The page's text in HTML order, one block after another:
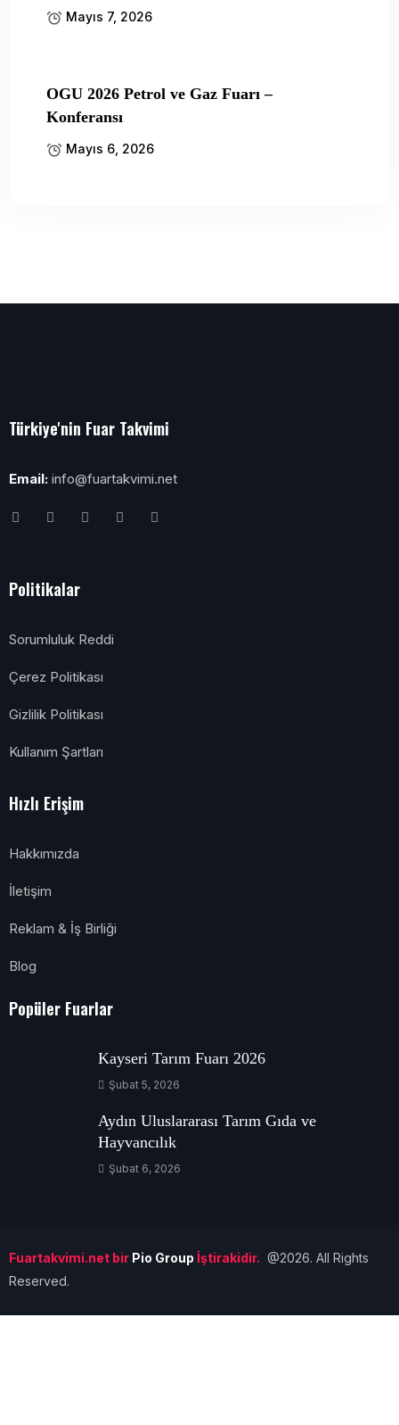
Mayıs 7, 2026
OGU 2026 Petrol ve Gaz Fuarı –
Konferansı
Mayıs 6, 2026
Türkiye'nin Fuar Takvimi
Email: info@fuartakvimi.net
Politikalar
Sorumluluk Reddi
Çerez Politikası
Gizlilik Politikası
Kullanım Şartları
Hızlı Erişim
Hakkımızda
İletişim
Reklam & İş Birliği
Blog
Popüler Fuarlar
Kayseri Tarım Fuarı 2026
Şubat 5, 2026
Aydın Uluslararası Tarım Gıda ve
Hayvancılık
Şubat 6, 2026
Fuartakvimi.net bir Pio Group İştirakidir. @2026. All Rights
Reserved.